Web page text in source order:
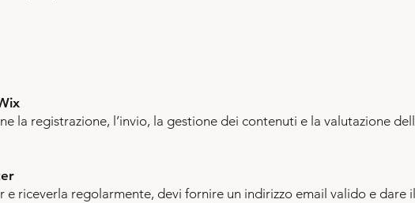
la registrazione, l’invio, la gestione dei contenuti e la valutazione
e riceverla regolarmente, devi fornire un indirizzo email valido e dare